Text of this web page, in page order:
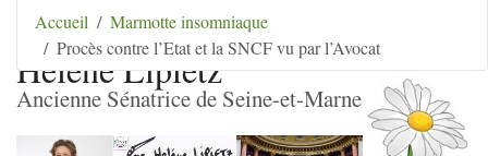
Aller au contenu Aller au menu
secondaire | Aller à la recherche
Hélène Lipietz
Ancienne Sénatrice de Seine-et-Marne
Accueil
Marmotte insomniaque
Procès contre l’Etat et la SNCF vu par l’Avocat